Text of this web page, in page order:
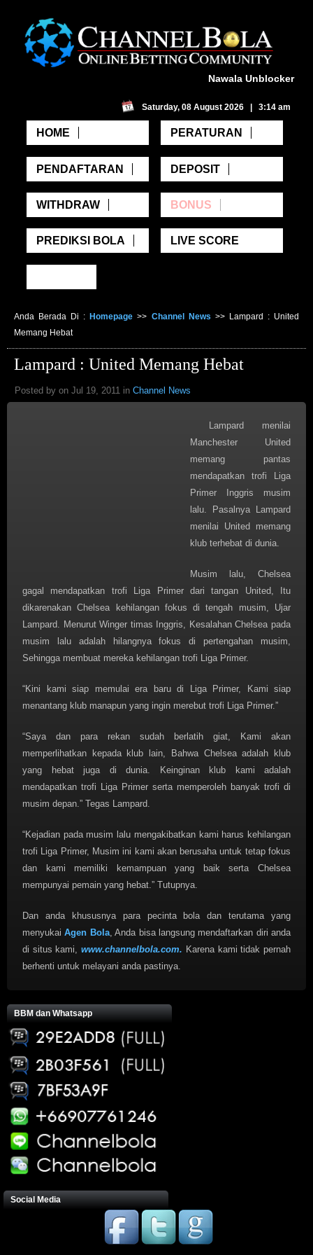
Nawala Unblocker
Saturday, 08 August 2026 | 3:14 am
HOME PERATURAN
PENDAFTARAN DEPOSIT
WITHDRAW BONUS
PREDIKSI BOLA LIVE SCORE
Anda Berada Di :Homepage >> Channel News >> Lampard : United
Memang Hebat
Lampard : United Memang Hebat
Posted by on Jul 19, 2011 in Channel News
Lampard menilai
Manchester United
memang pantas
mendapatkan trofi Liga
Primer Inggris musim
lalu. Pasalnya Lampard
menilai United memang
klub terhebat di dunia.
Musim lalu, Chelsea
gagal mendapatkan trofi Liga Primer dari tangan United, Itu
dikarenakan Chelsea kehilangan fokus di tengah musim, Ujar
Lampard. Menurut Winger timas Inggris, Kesalahan Chelsea pada
musim lalu adalah hilangnya fokus di pertengahan musim,
Sehingga membuat mereka kehilangan trofi Liga Primer.
“Kini kami siap memulai era baru di Liga Primer, Kami siap
menantang klub manapun yang ingin merebut trofi Liga Primer.”
“Saya dan para rekan sudah berlatih giat, Kami akan
memperlihatkan kepada klub lain, Bahwa Chelsea adalah klub
yang hebat juga di dunia. Keinginan klub kami adalah
mendapatkan trofi Liga Primer serta memperoleh banyak trofi di
musim depan.” Tegas Lampard.
“Kejadian pada musim lalu mengakibatkan kami harus kehilangan
trofi Liga Primer, Musim ini kami akan berusaha untuk tetap fokus
dan kami memiliki kemampuan yang baik serta Chelsea
mempunyai pemain yang hebat.” Tutupnya.
Dan anda khususnya para pecinta bola dan terutama yang
menyukaiAgen Bola, Anda bisa langsung mendaftarkan diri anda
di situs kami,www.channelbola.com. Karena kami tidak pernah
berhenti untuk melayani anda pastinya.
BBM dan Whatsapp
Social Media